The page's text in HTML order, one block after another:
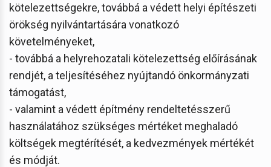
kötelezettségekre, továbbá a védett helyi építészeti
örökség nyilvántartására vonatkozó
követelményeket,
- továbbá a helyrehozatali kötelezettség előírásának
rendjét, a teljesítéséhez nyújtandó önkormányzati
támogatást,
- valamint a védett építmény rendeltetésszerű
használatához szükséges mértéket meghaladó
költségek megtérítését, a kedvezmények mértékét
és módját.